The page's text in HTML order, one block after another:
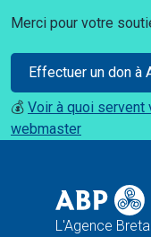
Merci pour votre
Effectuer un don à
💰 Voir à quoi servent
webmaster
L'Agence